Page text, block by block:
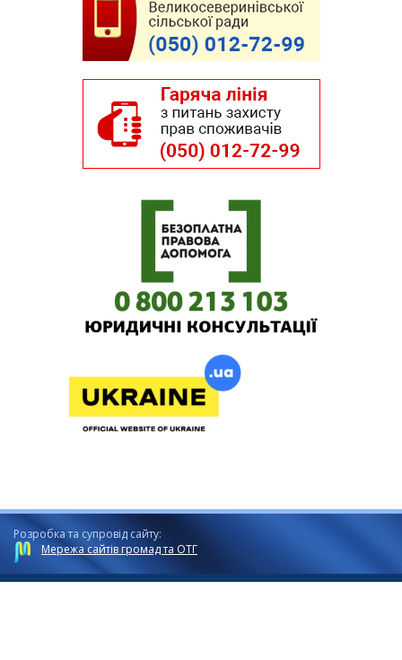
Розробка та супровід сайту:
Мережа сайтів громад та ОТГ